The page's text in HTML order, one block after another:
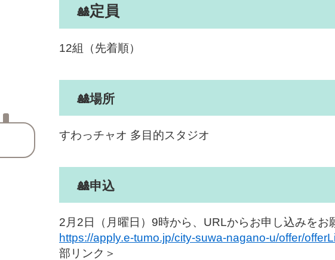
​🎎​定員
12組（先着順）
🎎​​場所
すわっチャオ 多目的スタジオ
🎎​​申込
2月2日（月曜日）9時から、URLからお申し込みをお
https://apply.e-tumo.jp/city-suwa-nagano-u/offer/
部リンク＞